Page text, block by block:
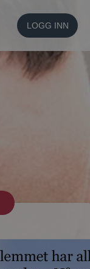
LOGG INN